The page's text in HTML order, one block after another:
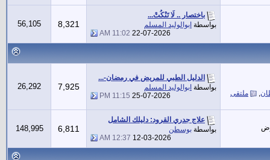
باختصار .. لَا تَنْكُتْ...
بواسطة ابوالوليد المسلم
22-07-2026
11:02 AM
8,321
56,105
ملتقى
الدليل الطبي للمريض في رمضان-...
بواسطة ابوالوليد المسلم
25-07-2026
11:15 PM
7,925
26,292
علاج جدري القرود: دليلك الشامل
بواسطة بوسطن
12-03-2026
12:37 AM
6,811
148,995